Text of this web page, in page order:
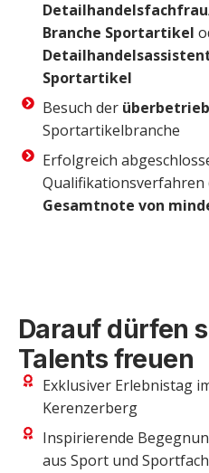
Branche Sportartikel
Sportartikel
Besuch der
Sportartikelbranche
Erfolgreich
Qualifikationsverfahren
Gesamtnote von
Darauf dürfen
Talents freuen
Exklusiver Erlebnistag
Kerenzerberg
Inspirierende
aus Sport und